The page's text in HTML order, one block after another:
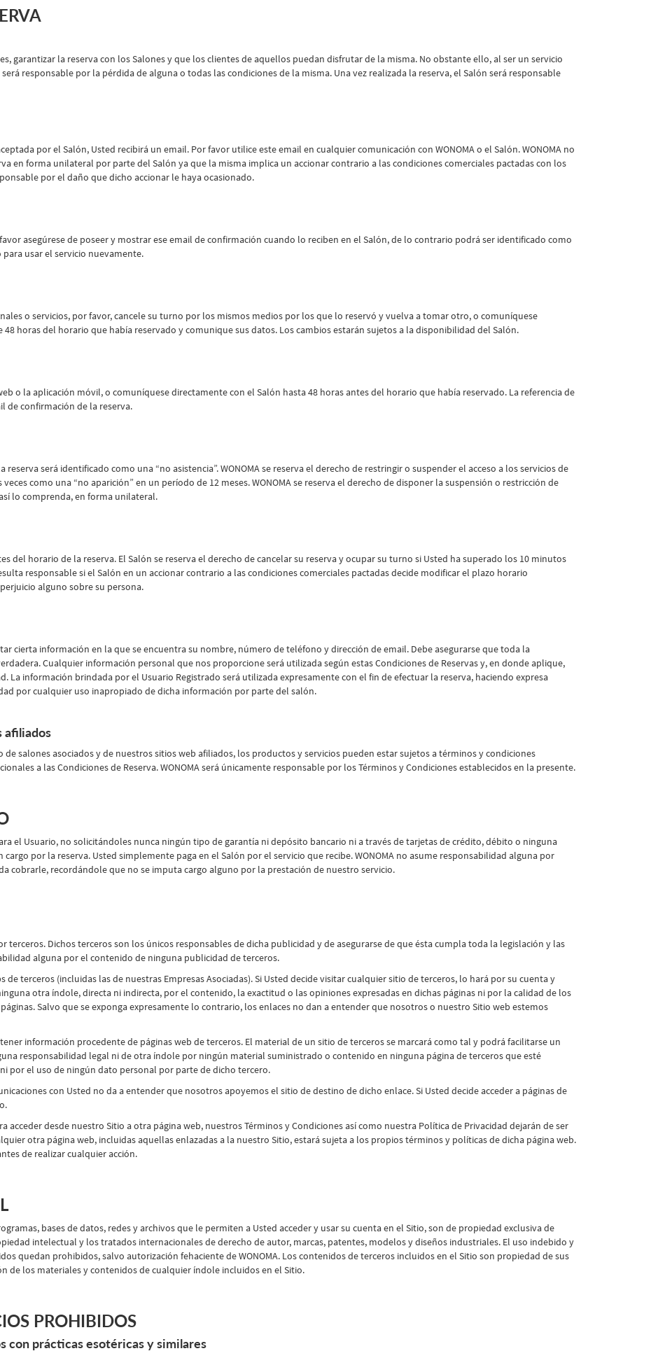
garantizar la reserva con los Salones y que los clientes de aquellos puedan disfrutar de la misma. No obstante ello, al ser un servicio
responsable por la pérdida de alguna o todas las condiciones de la misma. Una vez realizada la reserva, el Salón será responsable
por el Salón, Usted recibirá un email. Por favor utilice este email en cualquier comunicación con WONOMA o el Salón. WONOMA no
en forma unilateral por parte del Salón ya que la misma implica un accionar contrario a las condiciones comerciales pactadas con los
por el daño que dicho accionar le haya ocasionado.
asegúrese de poseer y mostrar ese email de confirmación cuando lo reciben en el Salón, de lo contrario podrá ser identificado como
usar el servicio nuevamente.
o servicios, por favor, cancele su turno por los mismos medios por los que lo reservó y vuelva a tomar otro, o comuníquese
horas del horario que había reservado y comunique sus datos. Los cambios estarán sujetos a la disponibilidad del Salón.
o la aplicación móvil, o comuníquese directamente con el Salón hasta 48 horas antes del horario que había reservado. La referencia de
de confirmación de la reserva.
será identificado como una “no asistencia”. WONOMA se reserva el derecho de restringir o suspender el acceso a los servicios de
como una “no aparición” en un período de 12 meses. WONOMA se reserva el derecho de disponer la suspensión o restricción de
lo comprenda, en forma unilateral.
del horario de la reserva. El Salón se reserva el derecho de cancelar su reserva y ocupar su turno si Usted ha superado los 10 minutos
responsable si el Salón en un accionar contrario a las condiciones comerciales pactadas decide modificar el plazo horario
alguno sobre su persona.
cierta información en la que se encuentra su nombre, número de teléfono y dirección de email. Debe asegurarse que toda la
Cualquier información personal que nos proporcione será utilizada según estas Condiciones de Reservas y, en donde aplique,
La información brindada por el Usuario Registrado será utilizada expresamente con el fin de efectuar la reserva, haciendo expresa
por cualquier uso inapropiado de dicha información por parte del salón.
afiliados
de salones asociados y de nuestros sitios web afiliados, los productos y servicios pueden estar sujetos a términos y condiciones
a las Condiciones de Reserva. WONOMA será únicamente responsable por los Términos y Condiciones establecidos en la presente.
el Usuario, no solicitándoles nunca ningún tipo de garantía ni depósito bancario ni a través de tarjetas de crédito, débito o ninguna
por la reserva. Usted simplemente paga en el Salón por el servicio que recibe. WONOMA no asume responsabilidad alguna por
cobrarle, recordándole que no se imputa cargo alguno por la prestación de nuestro servicio.
terceros. Dichos terceros son los únicos responsables de dicha publicidad y de asegurarse de que ésta cumpla toda la legislación y las
alguna por el contenido de ninguna publicidad de terceros.
de terceros (incluidas las de nuestras Empresas Asociadas). Si Usted decide visitar cualquier sitio de terceros, lo hará por su cuenta y
otra índole, directa ni indirecta, por el contenido, la exactitud o las opiniones expresadas en dichas páginas ni por la calidad de los
Salvo que se exponga expresamente lo contrario, los enlaces no dan a entender que nosotros o nuestro Sitio web estemos
información procedente de páginas web de terceros. El material de un sitio de terceros se marcará como tal y podrá facilitarse un
responsabilidad legal ni de otra índole por ningún material suministrado o contenido en ninguna página de terceros que esté
por el uso de ningún dato personal por parte de dicho tercero.
con Usted no da a entender que nosotros apoyemos el sitio de destino de dicho enlace. Si Usted decide acceder a páginas de
acceder desde nuestro Sitio a otra página web, nuestros Términos y Condiciones así como nuestra Política de Privacidad dejarán de ser
otra página web, incluidas aquellas enlazadas a la nuestro Sitio, estará sujeta a los propios términos y políticas de dicha página web.
de realizar cualquier acción.
bases de datos, redes y archivos que le permiten a Usted acceder y usar su cuenta en el Sitio, son de propiedad exclusiva de
intelectual y los tratados internacionales de derecho de autor, marcas, patentes, modelos y diseños industriales. El uso indebido y
quedan prohibidos, salvo autorización fehaciente de WONOMA. Los contenidos de terceros incluidos en el Sitio son propiedad de sus
de los materiales y contenidos de cualquier índole incluidos en el Sitio.
PROHIBIDOS
con prácticas esotéricas y similares